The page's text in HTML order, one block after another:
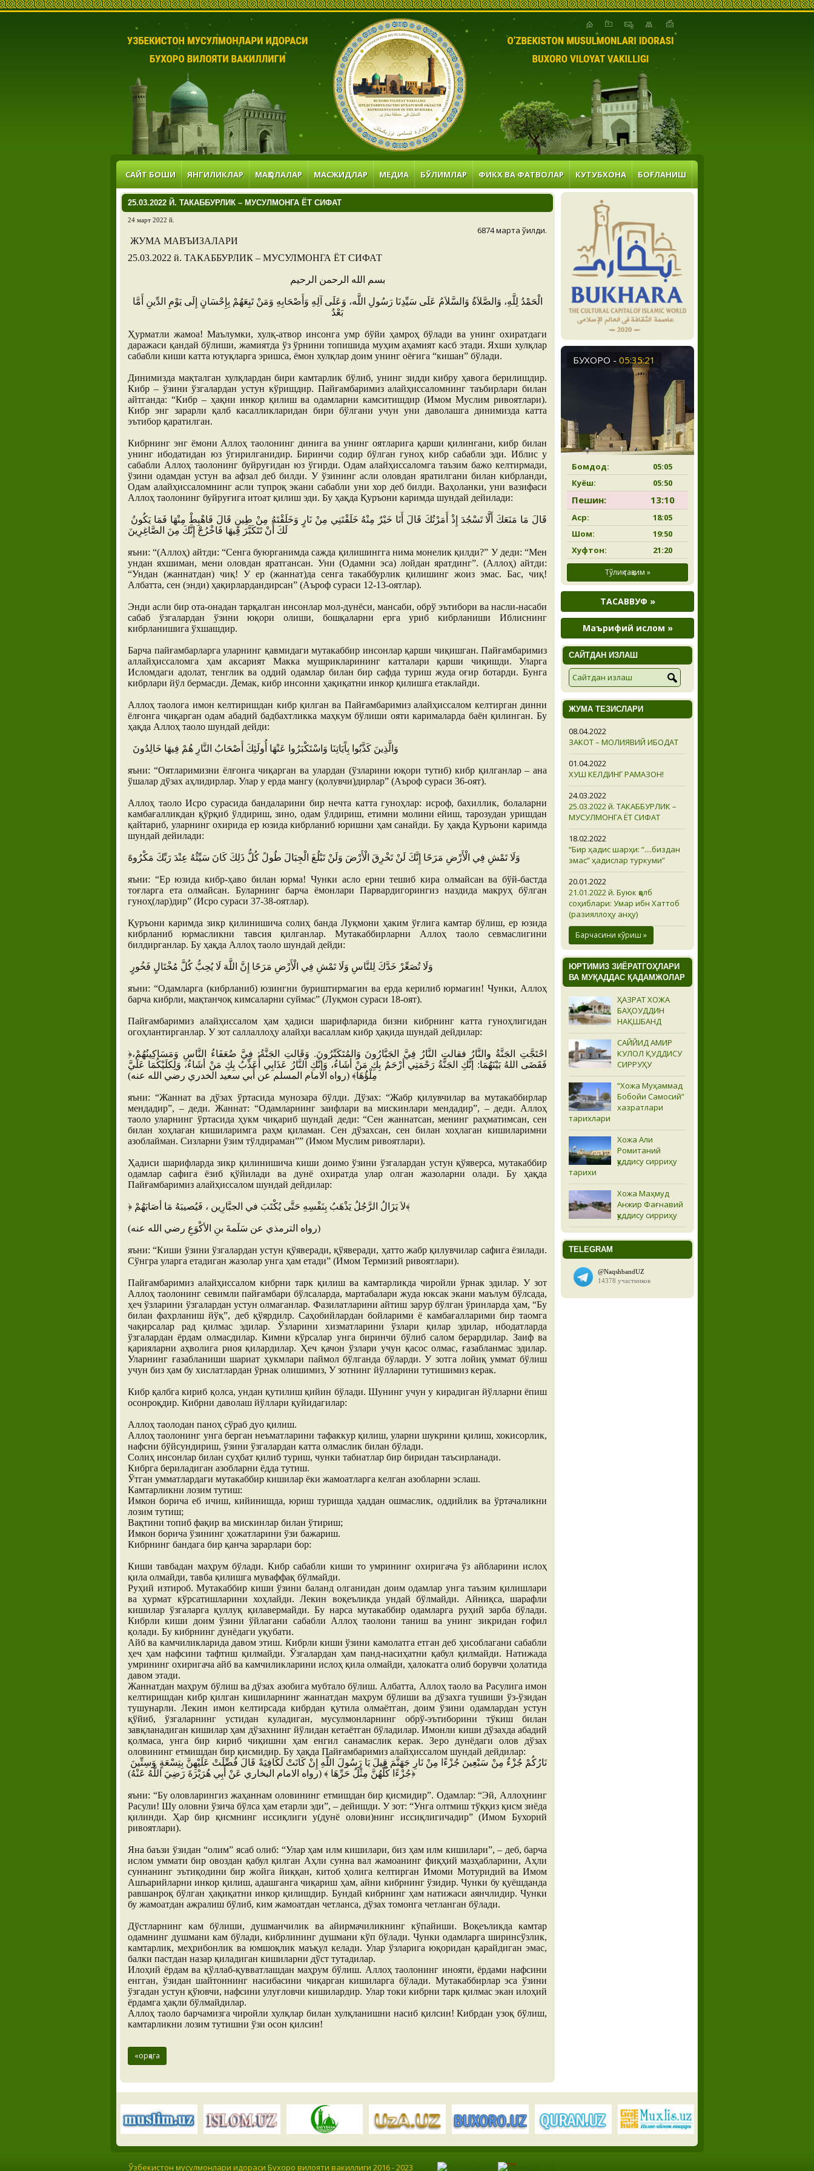
САЙТ БОШИ ЯНГИЛИКЛАР МАҚОЛАЛАР МАСЖИДЛАР МЕДИА БЎЛИМЛАР ФИКХ ВА ФАТВОЛАР КУТУБХОНА БОҒЛАНИШ
25.03.2022 Й. ТАКАББУРЛИК – МУСУЛМОНГА ЁТ СИФАТ
24 март 2022 й.
6874 марта ўқилди.
ЖУМА МАВЪИЗАЛАРИ
25.03.2022 й. ТАКАББУРЛИК – МУСУЛМОНГА ЁТ СИФАТ
بسم الله الرحمن الرحيم
الْحَمْدُ لِلَّهِ، وَالصَّلاَةُ وَالسَّلاَمُ عَلَى سَيِّدِنَا رَسُولِ اللَّه، وَعَلَى آلِهِ وَأَصْحَابِهِ وَمَنْ تَبِعَهُمْ بِإِحْسَانٍ إِلَى يَوْمِ الدِّينِ أَمَّا
بَعْدُ
Ҳурматли жамоа! Маълумки, хулқ-атвор инсонга умр бўйи ҳамроҳ бўлади ва унинг охиратдаги
даражаси қандай бўлиши, жамиятда ўз ўрнини топишида муҳим аҳамият касб этади. Яхши хулқлар
сабабли киши катта ютуқларга эришса, ёмон хулқлар доим унинг оёғига “кишан” бўлади.
Динимизда мақталган хулқлардан бири камтарлик бўлиб, унинг зидди кибру ҳавога берилишдир.
Кибр – ўзини ўзгалардан устун кўришдир. Пайғамбаримиз алайҳиссаломнинг таъбирлари билан
айтганда: “Кибр – ҳақни инкор қилиш ва одамларни камситишдир (Имом Муслим ривоятлари).
Кибр энг зарарли қалб касалликларидан бири бўлгани учун уни даволашга динимизда катта
эътибор қаратилган.
Кибрнинг энг ёмони Аллоҳ таолонинг динига ва унинг оятларига қарши қилингани, кибр билан
унинг ибодатидан юз ўгирилганидир. Биринчи содир бўлган гуноҳ кибр сабабли эди. Иблис у
сабабли Аллоҳ таолонинг буйруғидан юз ўгирди. Одам алайҳиссаломга таъзим бажо келтирмади,
ўзини одамдан устун ва афзал деб билди. У ўзининг асли оловдан яратилгани билан кибрланди,
Одам алайҳиссаломнинг асли тупроқ экани сабабли уни хор деб билди. Ваҳоланки, уни вазифаси
Аллоҳ таолонинг буйруғига итоат қилиш эди. Бу ҳақда Қуръони каримда шундай дейилади:
لَكَ أَنْ تَتَكَبَّرَ فِيهَا فَاخْرُجْ إِنَّكَ مِنَ الصَّاغِرِينَ
яъни: “(Аллоҳ) айтди: “Сенга буюрганимда сажда қилишингга нима монелик қилди?” У деди: “Мен
ундан яхшиман, мени оловдан яратгансан. Уни (Одамни эса) лойдан яратдинг”. (Аллоҳ) айтди:
“Ундан (жаннатдан) чиқ! У ер (жаннат)да сенга такаббурлик қилишинг жоиз эмас. Бас, чиқ!
Албатта, сен (энди) ҳақирлардандирсан” (Аъроф сураси 12-13-оятлар).
Энди асли бир ота-онадан тарқалган инсонлар мол-дунёси, мансаби, обрў эътибори ва насли-насаби
сабаб ўзгалардан ўзини юқори олиши, бошқаларни ерга уриб кибрланиши Иблиснинг
кибрланишига ўхшашдир.
Барча пайғамбарларга уларнинг қавмидаги мутакаббир инсонлар қарши чиқишган. Пайғамбаримиз
аллайҳиссаломга ҳам аксарият Макка мушрикларининг катталари қарши чиқишди. Уларга
Исломдаги адолат, тенглик ва оддий одамлар билан бир сафда туриш жуда оғир ботарди. Бунга
кибрлари йўл бермасди. Демак, кибр инсонни ҳақиқатни инкор қилишга етаклайди.
Аллоҳ таолога имон келтиришдан кибр қилган ва Пайғамбаримиз алайҳиссалом келтирган динни
ёлғонга чиқарган одам абадий бадбахтликка маҳкум бўлиши ояти карималарда баён қилинган. Бу
ҳақда Аллоҳ таоло шундай дейди:
яъни: “Оятларимизни ёлғонга чиқарган ва улардан (ўзларини юқори тутиб) кибр қилганлар – ана
ўшалар дўзах аҳлидирлар. Улар у ерда мангу (қолувчи)дирлар” (Аъроф сураси 36-оят).
Аллоҳ таоло Исро сурасида бандаларини бир нечта катта гуноҳлар: исроф, бахиллик, болаларни
камбағалликдан қўрқиб ўлдириш, зино, одам ўлдириш, етимни молини ейиш, тарозудан уришдан
қайтариб, уларнинг охирида ер юзида кибрланиб юришни ҳам санайди. Бу ҳақда Қуръони каримда
шундай дейилади:
وَلَا تَمْشِ فِي الْأَرْضِ مَرَحًا إِنَّكَ لَنْ تَخْرِقَ الْأَرْضَ وَلَنْ تَبْلُغَ الْجِبَالَ طُولً كُلُّ ذَلِكَ كَانَ سَيِّئُهُ عِنْدَ رَبِّكَ مَكْرُوهً
яъни: “Ер юзида кибр-ҳаво билан юрма! Чунки асло ерни тешиб кира олмайсан ва бўй-бастда
тоғларга ета олмайсан. Буларнинг барча ёмонлари Парвардигорингиз наздида макруҳ бўлган
гуноҳ(лар)дир” (Исро сураси 37-38-оятлар).
Қуръони каримда зикр қилинишича солиҳ банда Луқмони ҳаким ўғлига камтар бўлиш, ер юзида
кибрланиб юрмасликни тавсия қилганлар. Мутакаббирларни Аллоҳ таоло севмаслигини
билдирганлар. Бу ҳақда Аллоҳ таоло шундай дейди:
وَلَا تُصَعِّرْ خَدَّكَ لِلنَّاسِ وَلَا تَمْشِ فِي الْأَرْضِ مَرَحًا إِنَّ اللَّهَ لَا يُحِبُّ كُلَّ مُخْتَالٍ فَخُورٍ
яъни: “Одамларга (кибрланиб) юзингни буриштирмагин ва ерда керилиб юрмагин! Чунки, Аллоҳ
барча кибрли, мақтанчоқ кимсаларни суймас” (Луқмон сураси 18-оят).
Пайғамбаримиз алайҳиссалом ҳам ҳадиси шарифларида бизни кибрнинг катта гуноҳлигидан
огоҳлантирганлар. У зот саллаллоҳу алайҳи васаллам кибр ҳақида шундай дейдилар:
﴿احْتَجَّتِ الجَنَّةُ والنَّارُ فقالتِ النَّارُ فِيَّ الجَبَّارُونَ وَالمُتَكَبِّرُونَ. وَقَالتِ الجَنَّةُ: فِيَّ ضُعَفَاءُ النَّاسِ وَمَسَاكِينُهُمْ،
فَقَضَى اللهُ بَيْنَهُمَا: إنَّكِ الجَنَّةُ رَحْمَتِي أرْحَمُ بِكِ مَنْ أشَاءُ، وَإنَّكِ النَّارُ عَذَابِي أُعَذِّبُ بِكِ مَنْ أشَاءُ، وَلِكلَيْكُمَا عَلَيَّ
مِلْؤُهَا﴾ (رواه الامام المسلم عن أَبي سعيد الخدري رضي الله عنه)
яъни: “Жаннат ва дўзах ўртасида мунозара бўлди. Дўзах: “Жабр қилувчилар ва мутакаббирлар
мендадир”, – деди. Жаннат: “Одамларнинг заифлари ва мискинлари мендадир”, – деди. Аллоҳ
таоло уларнинг ўртасида ҳукм чиқариб шундай деди: “Сен жаннатсан, менинг раҳматимсан, сен
билан хоҳлаган кишиларимга раҳм қиламан. Сен дўзахсан, сен билан хоҳлаган кишиларимни
азоблайман. Сизларни ўзим тўлдираман”” (Имом Муслим ривоятлари).
Ҳадиси шарифларда зикр қилинишича киши доимо ўзини ўзгалардан устун қўяверса, мутакаббир
одамлар сафига ёзиб қўйилади ва дунё охиратда улар олган жазоларни олади. Бу ҳақда
Пайғамбаримиз алайҳиссалом шундай дейдилар:
﴿ لاَ يَزَالُ الرَّجُلُ يَذْهَبُ بِنَفْسِهِ حَتَّى يُكْتَبَ في الجبَّارِين ، فَيُصيبَهُ مَا أصَابَهُمْ﴾
(رواه الترمذي عن سَلَمةَ بنِ الأكْوَعِ رضي الله عنه)
яъни: “Киши ўзини ўзгалардан устун қўяверади, қўяверади, ҳатто жабр қилувчилар сафига ёзилади.
Сўнгра уларга етадиган жазолар унга ҳам етади” (Имом Термизий ривоятлари).
Пайғамбаримиз алайҳиссалом кибрни тарк қилиш ва камтарликда чиройли ўрнак эдилар. У зот
Аллоҳ таолонинг севимли пайғамбари бўлсаларда, мартабалари жуда юксак экани маълум бўлсада,
ҳеч ўзларини ўзгалардан устун олмаганлар. Фазилатларини айтиш зарур бўлган ўринларда ҳам, “Бу
билан фахрланиш йўқ”, деб қўярдилр. Саҳобийлардан бойларими ё камбағалларими бир таомга
чақирсалар рад қилмас эдилар. Ўзларини хизматларини ўзлари қилар эдилар, ибодатларда
ўзгалардан ёрдам олмасдилар. Кимни кўрсалар унга биринчи бўлиб салом берардилар. Заиф ва
қарияларни аҳволига риоя қилардилар. Ҳеч қачон ўзлари учун қасос олмас, ғазабланмас эдилар.
Уларнинг ғазабланиши шариат ҳукмлари паймол бўлганда бўларди. У зотга лойиқ уммат бўлиш
учун биз ҳам бу хислатлардан ўрнак олишимиз, У зотнинг йўлларини тутишимиз керак.
Кибр қалбга кириб қолса, ундан қутилиш қийин бўлади. Шунинг учун у кирадиган йўлларни ёпиш
осонроқдир. Кибрни даволаш йўллари қуйидагилар:
Аллоҳ таолодан паноҳ сўраб дуо қилиш.
Аллоҳ таолонинг унга берган неъматларини тафаккур қилиш, уларни шукрини қилиш, хокисорлик,
нафсни бўйсундириш, ўзини ўзгалардан катта олмаслик билан бўлади.
Солиҳ инсонлар билан суҳбат қилиб туриш, чунки табиатлар бир биридан таъсирланади.
Кибрга бериладиган азобларни ёдда тутиш.
Ўтган умматлардаги мутакаббир кишилар ёки жамоатларга келган азобларни эслаш.
Камтарликни лозим тутиш:
Имкон борича еб ичиш, кийинишда, юриш туришда ҳаддан ошмаслик, оддийлик ва ўртачаликни
лозим тутиш;
Вақтини топиб фақир ва мискинлар билан ўтириш;
Имкон борича ўзининг ҳожатларини ўзи бажариш.
Кибрнинг бандага бир қанча зарарлари бор:
Киши тавбадан маҳрум бўлади. Кибр сабабли киши то умрининг охиригача ўз айбларини ислоҳ
қила олмайди, тавба қилишга муваффақ бўлмайди.
Руҳий изтироб. Мутакаббир киши ўзини баланд олганидан доим одамлар унга таъзим қилишлари
ва ҳурмат кўрсатишларини хоҳлайди. Лекин воқеъликда ундай бўлмайди. Айниқса, шарафли
кишилар ўзгаларга қуллуқ қилавермайди. Бу нарса мутакаббир одамларга руҳий зарба бўлади.
Кибрли киши доим ўзини ўйлагани сабабли Аллоҳ таолони таниш ва унинг зикридан ғофил
қолади. Бу кибрнинг дунёдаги уқубати.
Айб ва камчиликларида давом этиш. Кибрли киши ўзини камолатга етган деб ҳисоблагани сабабли
ҳеч ҳам нафсини тафтиш қилмайди. Ўзгалардан ҳам панд-насиҳатни қабул қилмайди. Натижада
умрининг охиригача айб ва камчиликларини ислоҳ қила олмайди, ҳалокатга олиб борувчи ҳолатида
давом этади.
Жаннатдан маҳрум бўлиш ва дўзах азобига мубтало бўлиш. Албатта, Аллоҳ таоло ва Расулига имон
келтиришдан кибр қилган кишиларнинг жаннатдан маҳрум бўлиши ва дўзахга тушиши ўз-ўзидан
тушунарли. Лекин имон келтирсада кибрдан қутила олмаётган, доим ўзини одамлардан устун
қўйиб, ўзгаларнинг устидан куладиган, мусулмонларнинг обрў-эътиборини тўкиш билан
завқланадиган кишилар ҳам дўзахнинг йўлидан кетаётган бўладилар. Имонли киши дўзахда абадий
қолмаса, унга бир кириб чиқишни ҳам енгил санамаслик керак. Зеро дунёдаги олов дўзах
оловининг етмишдан бир қисмидир. Бу ҳақда Пайғамбаримиз алайҳиссалом шундай дейдилар:
جُزْءًا كُلُّهُنَّ مِثْلُ حَرِّهَا ﴾ (رواه الامام البخاري عَنْ أَبِي هُرَيْرَةَ رَضِيَ اللَّهُ عَنْهُ)﴿
яъни: “Бу оловларингиз жаҳаннам оловининг етмишдан бир қисмидир”. Одамлар: “Эй, Аллоҳнинг
Расули! Шу оловни ўзича бўлса ҳам етарли эди”, – дейишди. У зот: “Унга олтмиш тўққиз қисм зиёда
қилинди. Ҳар бир қисмнинг иссиқлиги у(дунё олови)нинг иссиқлигичадир” (Имом Бухорий
ривоятлари).
Яна баъзи ўзидан “олим” ясаб олиб: “Улар ҳам илм кишилари, биз ҳам илм кишилари”, – деб, барча
ислом уммати бир овоздан қабул қилган Аҳли сунна вал жамоанинг фиқҳий мазҳабларини, Аҳли
суннанинг эътиқодини бир жойга йиққан, китоб ҳолига келтирган Имоми Мотуридий ва Имом
Ашъарийларни инкор қилиш, адашганга чиқариш ҳам, айни кибрнинг ўзидир. Чунки бу қуёшданда
равшанроқ бўлган ҳақиқатни инкор қилишдир. Бундай кибрнинг ҳам натижаси аянчлидир. Чунки
бу жамоатдан ажралиш бўлиб, ким жамоатдан четланса, дўзах томонга четланган бўлади.
Дўстларнинг кам бўлиши, душманчилик ва айирмачиликнинг кўпайиши. Воқеъликда камтар
одамнинг душмани кам бўлади, кибрлининг душмани кўп бўлади. Чунки одамларга ширинсўзлик,
камтарлик, меҳрибонлик ва юмшоқлик маъқул келади. Улар ўзларига юқоридан қарайдиган эмас,
балки пастдан назар қиладиган кишиларни дўст тутадилар.
Илоҳий ёрдам ва қўллаб-қувватлашдан маҳрум бўлиш. Аллоҳ таолонинг инояти, ёрдами нафсини
енгган, ўзидан шайтоннинг насибасини чиқарган кишиларга бўлади. Мутакаббирлар эса ўзини
ўзгадан устун қўювчи, нафсини улуғловчи кишилардир. Улар токи кибрни тарк қилмас экан илоҳий
ёрдамга ҳақли бўлмайдилар.
Аллоҳ таоло барчамизга чиройли хулқлар билан хулқланишни насиб қилсин! Кибрдан узоқ бўлиш,
камтарликни лозим тутишни ўзи осон қилсин!
«орқага
БУХОРО - 05:35:21
Бомдод:
05:05
Куёш:
05:50
Пешин: 13:10
Аср:
18:05
Шом:
19:50
Хуфтон:
21:20
Тўлиқ тақвим »
ТАСАВВУФ »
Маърифий ислом »
САЙТДАН ИЗЛАШ
ЖУМА ТЕЗИСЛАРИ
08.04.2022
ЗАКОТ – МОЛИЯВИЙ ИБОДАТ
01.04.2022
ХУШ КЕЛДИНГ РАМАЗОН!
24.03.2022
25.03.2022 й. ТАКАББУРЛИК –
МУСУЛМОНГА ЁТ СИФАТ
18.02.2022
“Бир ҳадис шарҳи: “....биздан
эмас” ҳадислар туркуми”
20.01.2022
21.01.2022 й. Буюк қалб
соҳиблари: Умар ибн Хаттоб
(разияллоҳу анҳу)
Барчасини кўриш »
ЮРТИМИЗ ЗИЁРАТГОҲЛАРИ
ВА МУҚАДДАС ҚАДАМЖОЛАР
ҲАЗРАТ ХОЖА
БАҲОУДДИН
НАҚШБАНД
САЙЙИД АМИР
КУЛОЛ ҚУДДИСУ
СИРРУҲУ
“Хожа Муҳаммад
Бобойи Самосий”
хазратлари
тарихлари
Хожа Али
Ромитаний
қуддису сирриҳу
тарихи
Хожа Маҳмуд
Анжир Фағнавий
қуддису сирриҳу
TELEGRAM
Ўзбекистон мусулмонлари идораси Бухоро вилояти вакиллиги 2016 - 2023
?????